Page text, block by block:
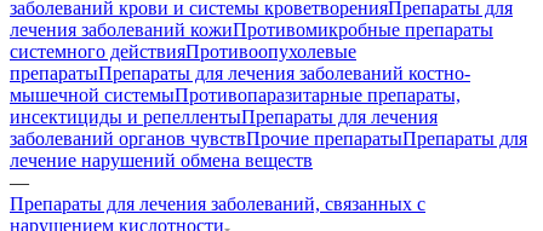
заболеваний крови и системы кроветворенияПрепараты для
лечения заболеваний кожиПротивомикробные препараты
системного действияПротивоопухолевые
препаратыПрепараты для лечения заболеваний костно-
мышечной системыПротивопаразитарные препараты,
инсектициды и репеллентыПрепараты для лечения
заболеваний органов чувствПрочие препаратыПрепараты для
лечение нарушений обмена веществ
—
Препараты для лечения заболеваний, связанных с
нарушением кислотности